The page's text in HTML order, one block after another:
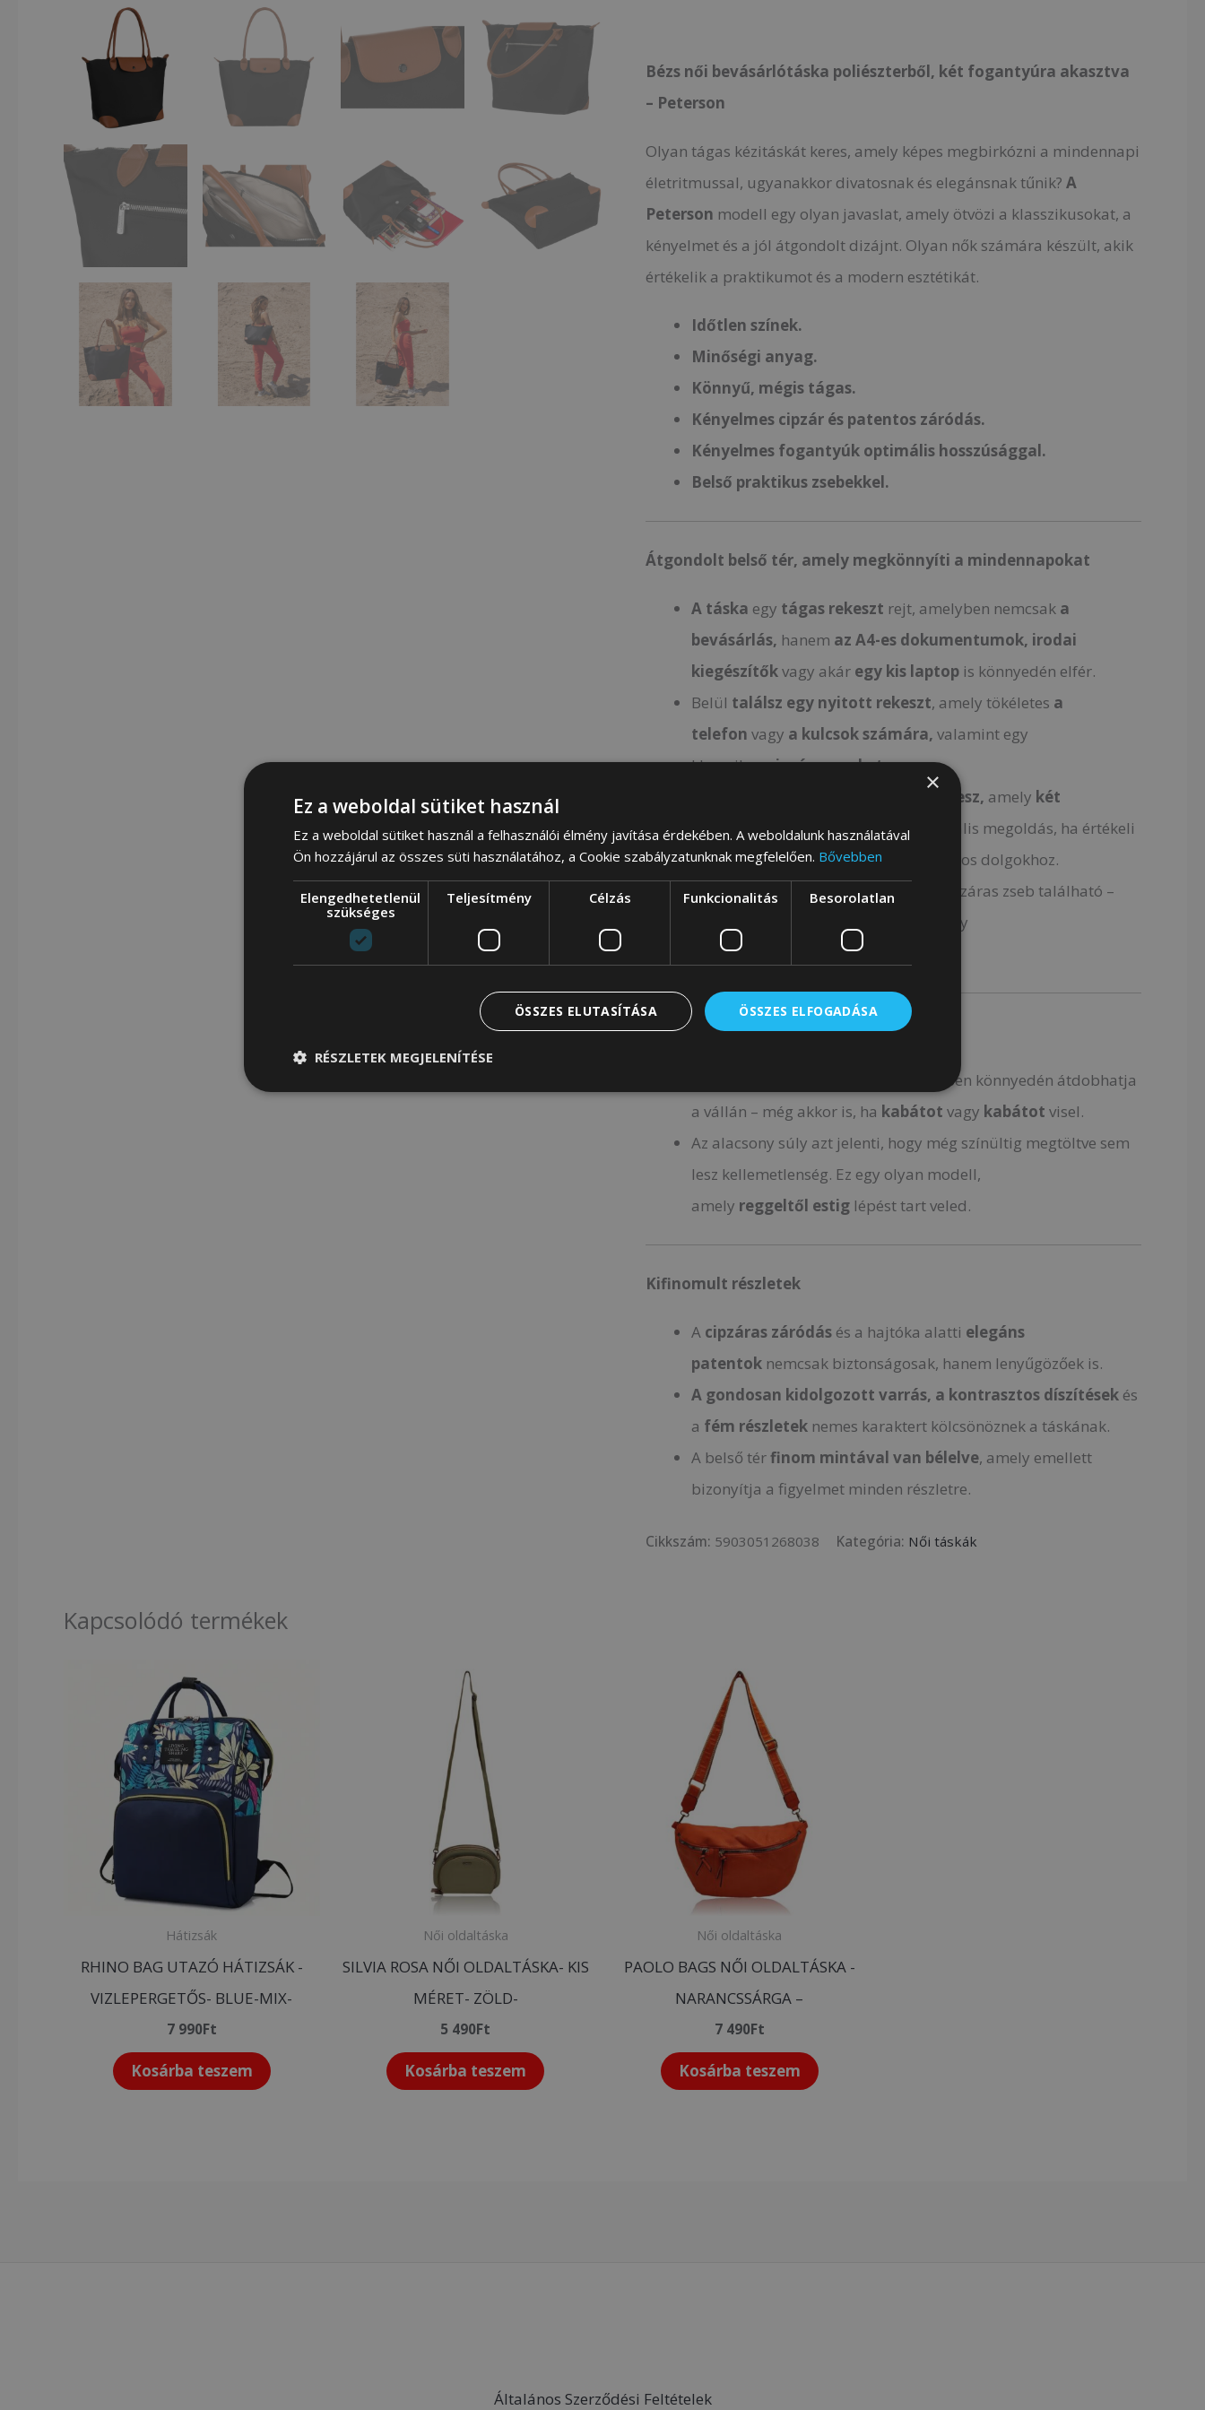
Bézs női bevásárlótáska poliészterből, két fogantyúra akasztva
– Peterson
Olyan tágas kézitáskát keres, amely képes megbirkózni a mindennapi
életritmussal, ugyanakkor divatosnak és elegánsnak tűnik?A
Peterson modell egy olyan javaslat, amely ötvözi a klasszikusokat, a
kényelmet és a jól átgondolt dizájnt. Olyan nők számára készült, akik
értékelik a praktikumot és a modern esztétikát.
Időtlen színek.
Minőségi anyag.
Könnyű, mégis tágas.
Kényelmes cipzár és patentos záródás.
Kényelmes fogantyúk optimális hosszúsággal.
Belső praktikus zsebekkel.
Átgondolt belső tér, amely megkönnyíti a mindennapokat
A táska egy tágas rekeszt rejt, amelyben nemcsak a
bevásárlás, hanem az A4-es dokumentumok, irodai
kiegészítőkvagy akár egy kis laptop is könnyedén elfér.
Belül találsz egy nyitott rekeszt, amely tökéletes a
telefon vagy a kulcsok számára, valamint egy
klasszikuscipzáraszsebet.
a cipzáras tárolórekesz, amely két
részre oszthatja a belső teret – ez ideális megoldás, ha értékeli
a rendet és a gyors hozzáférést bizonyos dolgokhoz.
Kívül,a táska hátuljánegy másik cipzáras zseb található –
vagy
másapróságok tárolására.
Mindennapi kényelem
köszönhetően könnyedén átdobhatja
a vállán – még akkor is, ha kabátot vagy kabátot visel.
Az alacsony súly azt jelenti, hogy még színültig megtöltve sem
lesz kellemetlenség. Ez egy olyan modell,
amely reggeltől estig lépést tart veled.
Kifinomult részletek
A cipzáras záródás és a hajtóka alatti elegáns
patentok nemcsak biztonságosak, hanem lenyűgözőek is.
A gondosan kidolgozott varrás, a kontrasztos díszítések és
a fém részletek nemes karaktert kölcsönöznek a táskának.
A belső térfinom mintával van bélelve, amely emellett
bizonyítja a figyelmet minden részletre.
Cikkszám: 5903051268038 Kategória: Női táskák
Kapcsolódó termékek
Hátizsák
RHINO BAG UTAZÓ HÁTIZSÁK -
VIZLEPERGETŐS- BLUE-MIX-
7 990Ft
Kosárba teszem
Női oldaltáska
SILVIA ROSA NŐI OLDALTÁSKA- KIS
MÉRET- ZÖLD-
5 490Ft
Kosárba teszem
Női oldaltáska
PAOLO BAGS NŐI OLDALTÁSKA -
NARANCSSÁRGA –
7 490Ft
Kosárba teszem
Általános Szerződési Feltételek
×
Ez a weboldal sütiket használ
Ez a weboldal sütiket használ a felhasználói élmény javítása érdekében. A weboldalunk használatával
Ön hozzájárul az összes süti használatához, a Cookie szabályzatunknak megfelelően. Bővebben
Elengedhetetlenül
szükséges
Teljesítmény Célzás Funkcionalitás Besorolatlan
ÖSSZES ELFOGADÁSA
ÖSSZES ELUTASÍTÁSA
RÉSZLETEK MEGJELENÍTÉSE